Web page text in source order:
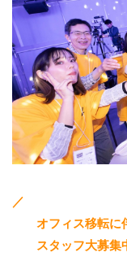
／
オフィス移転に
スタッフ大募集